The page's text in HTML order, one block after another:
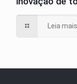
Leia mais